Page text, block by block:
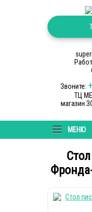
Звоните:
ТЦ
магазин
МЕНЮ